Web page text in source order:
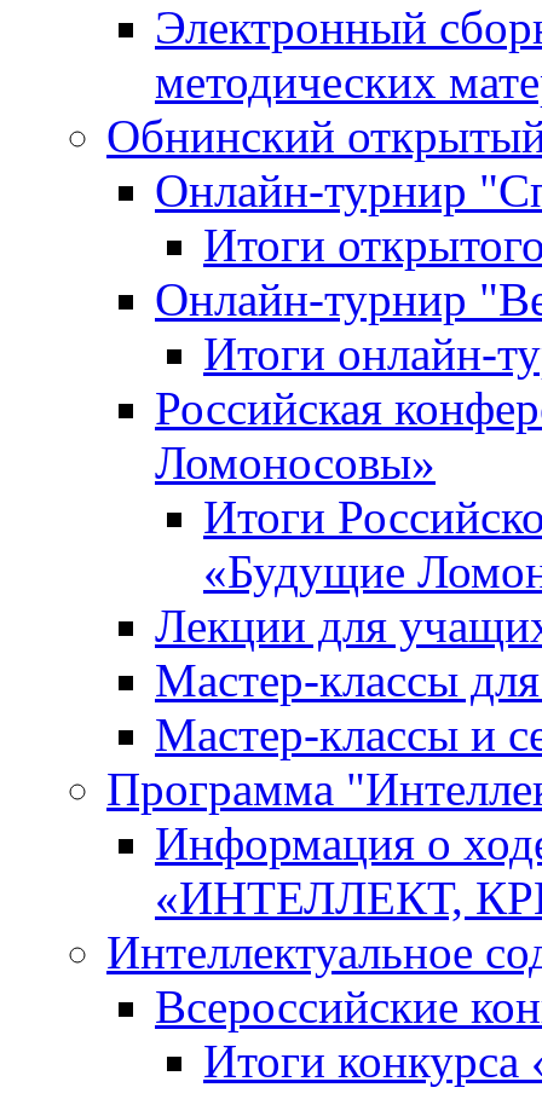
Электронный
методических
Обнинский
Онлайн-турнир
Итоги
Онлайн-турнир
Итоги онлайн-
Российская
Ломоносовы»
Итоги
«Будущие
Лекции для
Мастер-классы
Мастер-классы и
Программа
Информация о
«ИНТЕЛЛЕКТ,
Интеллектуальное
Всероссийские
Итоги конкурса